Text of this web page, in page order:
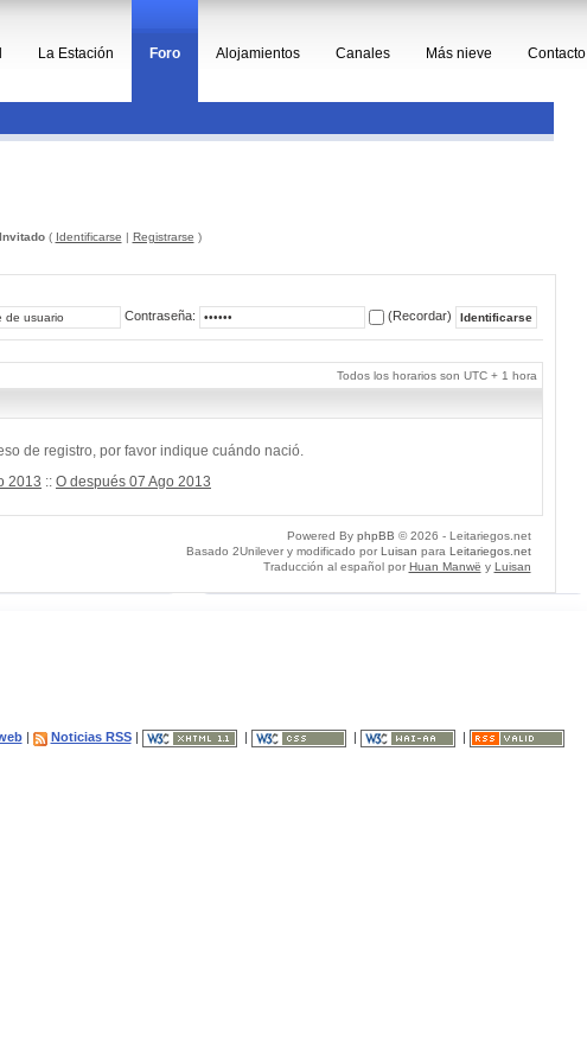
La Estación Foro Alojamientos Canales Más nieve Contacto
( Identificarse | Registrarse )
Contraseña: (Recordar)
Todos los horarios son UTC + 1 hora
de registro, por favor indique cuándo nació.
2013 :: O después 07 Ago 2013
Powered By phpBB © 2026 - Leitariegos.net
Basado 2Unilever y modificado por Luisan para Leitariegos.net
Traducción al español por Huan Manwë y Luisan
| Noticias RSS|